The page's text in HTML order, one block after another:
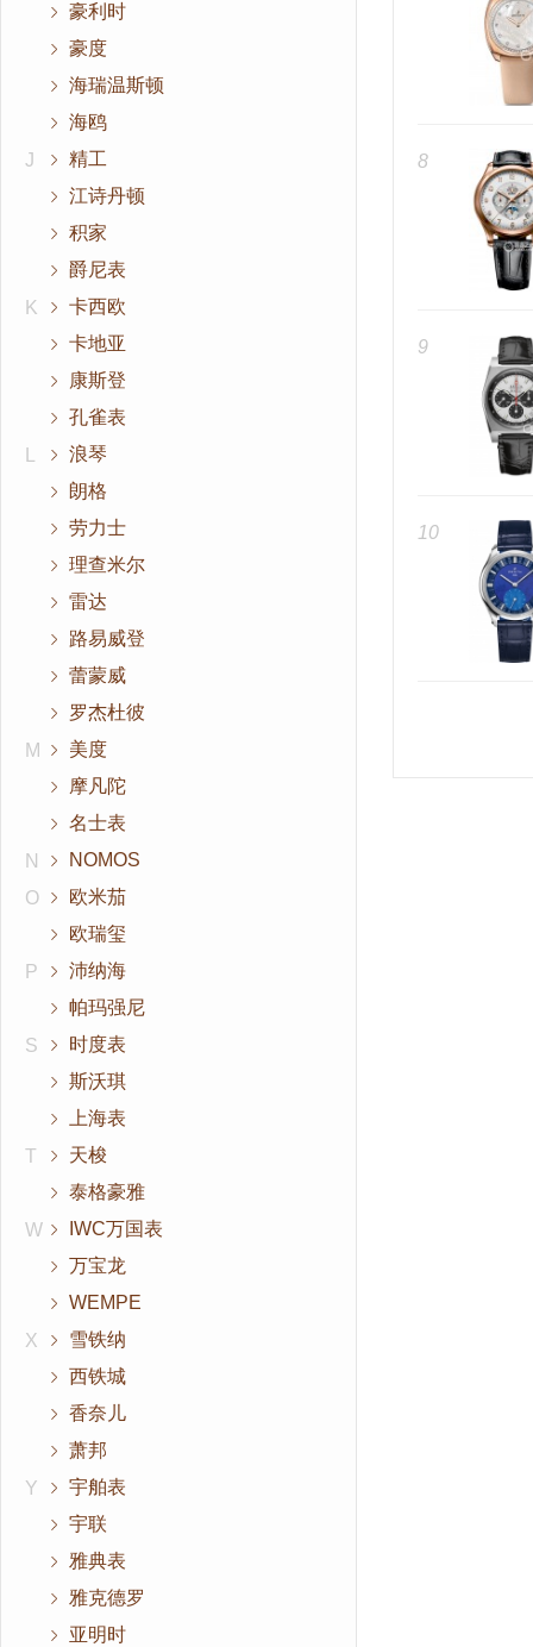
豪利时
豪度
海瑞温斯顿
海鸥
J
精工
江诗丹顿
积家
爵尼表
K
卡西欧
卡地亚
康斯登
孔雀表
浪琴
朗格
劳力士
理查米尔
雷达
路易威登
蕾蒙威
罗杰杜彼
M
美度
摩凡陀
名士表
N
NOMOS
O
欧米茄
欧瑞玺
P
沛纳海
帕玛强尼
S
时度表
斯沃琪
上海表
T
天梭
泰格豪雅
W
IWC万国表
万宝龙
WEMPE
X
雪铁纳
西铁城
香奈儿
萧邦
Y
宇舶表
宇联
雅典表
雅克德罗
亚明时
8
9
10